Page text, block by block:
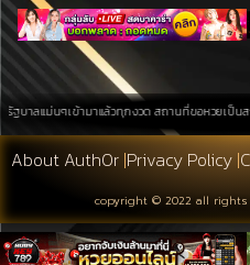
นๆเข้ามาแล้วทุกงวด สถานที่ขอหวยเป็นสถ
About Auth0r |Privacy Policy|
copyright © 2022 all rights